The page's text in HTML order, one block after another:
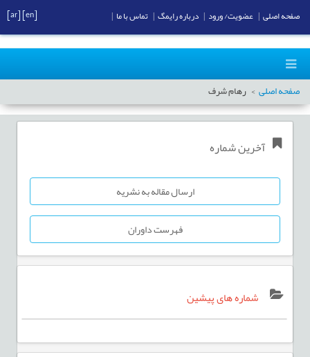
صفحه اصلی رهام شرف
آخرین شماره
ارسال مقاله به نشریه
فهرست داوران
شماره های پیشین
صفحه اصلی عضویت/ ورود درباره رایمگ تماس با ما [ar]